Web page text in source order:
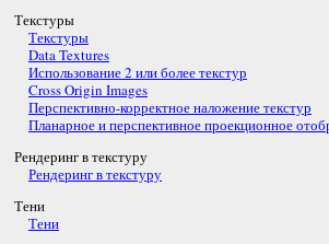
Текстуры
Текстуры
Data Textures
Использование 2 или более текстур
Cross Origin Images
Перспективно-корректное наложение текстур
Планарное и перспективное проекционное
Рендеринг в текстуру
Рендеринг в текстуру
Тени
Тени